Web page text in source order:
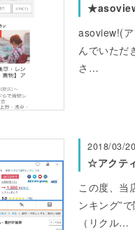
asoview!(
んでいただ
さ…
2018/03/20
☆アクテ
この度、当
ンキング”
（リクル…